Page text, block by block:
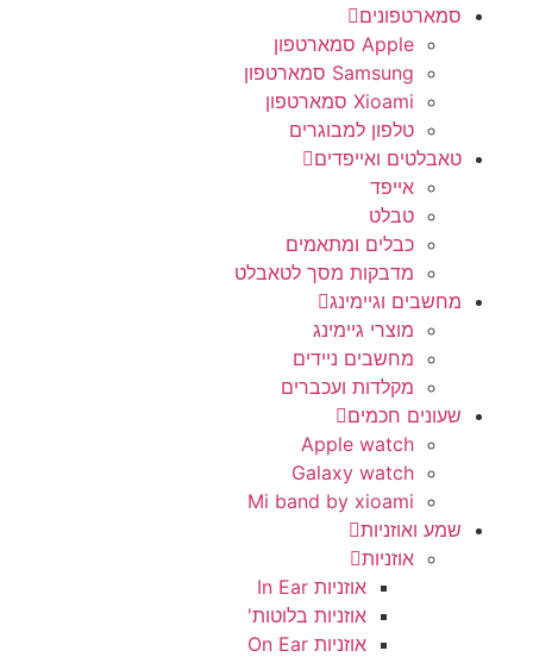
סמארטפונים
Apple סמארטפון
Samsung סמארטפון
Xioami סמארטפון
טלפון למבוגרים
טאבלטים ואייפדים
אייפד
טבלט
כבלים ומתאמים
מדבקות מסך לטאבלט
מחשבים וגיימינג
מוצרי גיימינג
מחשבים ניידים
מקלדות ועכברים
שעונים חכמים
Apple watch
Galaxy watch
Mi band by xioami
שמע ואוזניות
אוזניות
אוזניות In Ear
אוזניות בלוטות'
אוזניות On Ear